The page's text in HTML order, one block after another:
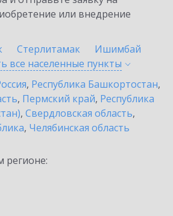
или внедрение
Стерлитамак
Ишимбай
все населенные пункты
, Республика Башкортостан,
, Пермский край, Республика
, Свердловская область,
, Челябинская область
регионе: